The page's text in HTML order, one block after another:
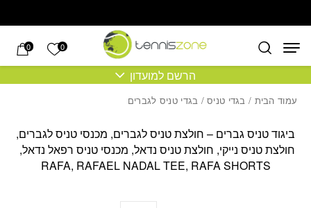
0 הרשימה
0
הרשם למועדון
עמוד הבית / בגדי טניס/ בגדי טניס לגברים
ביגוד טניס גברים – חולצת טניס לגברים, מכנסי טניס לגברים,
חולצת טניס נייקי, חולצת טניס נדאל, מכנסי טניס רפאל נדאל,
RAFA, RAFAEL NADAL TEE, RAFA SHORTS